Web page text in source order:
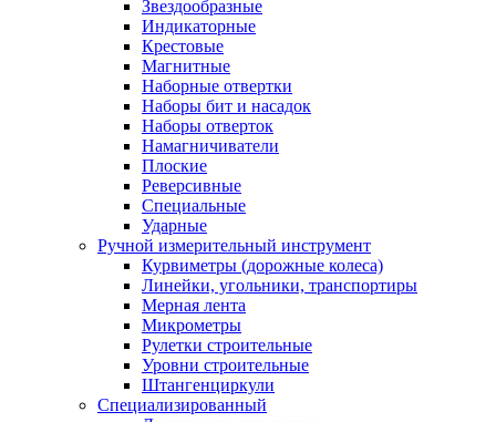
Звездообразные
Индикаторные
Крестовые
Магнитные
Наборные отвертки
Наборы бит и насадок
Наборы отверток
Намагничиватели
Плоские
Реверсивные
Специальные
Ударные
Ручной измерительный инструмент
Курвиметры (дорожные колеса)
Линейки, угольники, транспортиры
Мерная лента
Микрометры
Рулетки строительные
Уровни строительные
Штангенциркули
Специализированный